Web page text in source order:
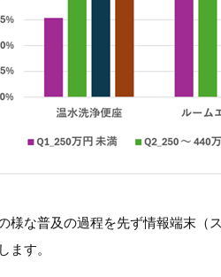
様な普及の過程を先ず情報端末（
ます。